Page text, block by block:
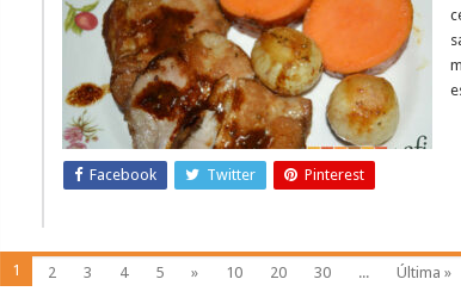
Facebook Twitter Pinterest
1 2 3 4 5 » 10 20 30 ... Última »